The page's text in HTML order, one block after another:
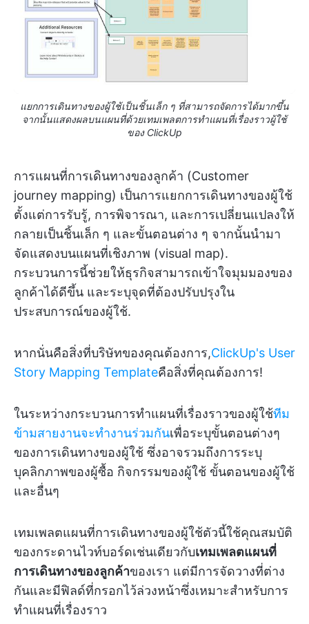
แยกการเดินทางของผู้ใช้เป็นชิ้นเล็ก ๆ ที่สามารถจัดการได้มากขึ้น
จากนั้นแสดงผลบนแผนที่ด้วยเทมเพลตการทำแผนที่เรื่องราวผู้ใช้
ของ ClickUp
การแผนที่การเดินทางของลูกค้า (Customer
journey mapping) เป็นการแยกการเดินทางของผู้ใช้
ตั้งแต่การรับรู้, การพิจารณา, และการเปลี่ยนแปลงให้
กลายเป็นชิ้นเล็ก ๆ และขั้นตอนต่าง ๆ จากนั้นนำมา
จัดแสดงบนแผนที่เชิงภาพ (visual map).
กระบวนการนี้ช่วยให้ธุรกิจสามารถเข้าใจมุมมองของ
ลูกค้าได้ดีขึ้น และระบุจุดที่ต้องปรับปรุงใน
ประสบการณ์ของผู้ใช้.
หากนั่นคือสิ่งที่บริษัทของคุณต้องการ,ClickUp's User
Story Mapping Templateคือสิ่งที่คุณต้องการ!
ในระหว่างกระบวนการทำแผนที่เรื่องราวของผู้ใช้ทีม
ข้ามสายงานจะทำงานร่วมกันเพื่อระบุขั้นตอนต่างๆ
ของการเดินทางของผู้ใช้ ซึ่งอาจรวมถึงการระบุ
บุคลิกภาพของผู้ซื้อ กิจกรรมของผู้ใช้ ขั้นตอนของผู้ใช้
และอื่นๆ
เทมเพลตแผนที่การเดินทางของผู้ใช้ตัวนี้ใช้คุณสมบัติ
ของกระดานไวท์บอร์ดเช่นเดียวกับเทมเพลตแผนที่
การเดินทางของลูกค้าของเรา แต่มีการจัดวางที่ต่าง
กันและมีฟิลด์ที่กรอกไว้ล่วงหน้าซึ่งเหมาะสำหรับการ
ทำแผนที่เรื่องราว